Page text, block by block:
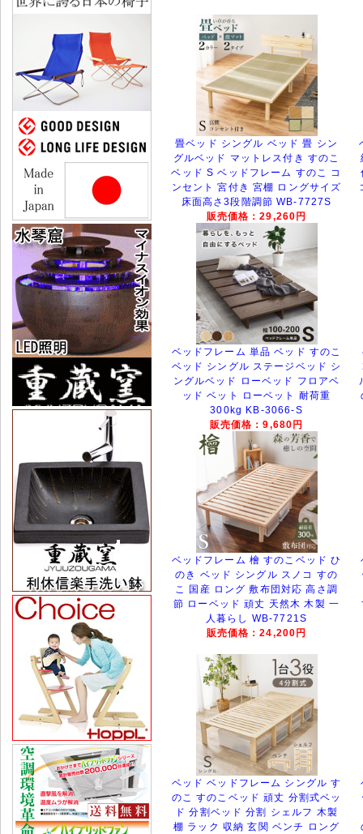
畳ベッド シングル ベッド 畳 シン
グルベッド マットレス付き すのこ
ベッド S ベッドフレーム すのこ コ
ンセント 宮付き 宮棚 ロングサイズ
床面高さ3段階調節 WB-7727S
販売価格：29,260円
ベッドフレーム 単品 ベッド すのこ
ベッド シングル ステージベッド シ
ングルベッド ローベッド フロアベ
ッド ベット ローベット 耐荷重
300kg KB-3066-S
販売価格：9,680円
ベッドフレーム 檜 すのこベッド ひ
のき ベッド シングル スノコ すの
こ 国産 ロング 敷布団対応 高さ調
節 ローベッド 頑丈 天然木 木製 一
人暮らし WB-7721S
販売価格：24,200円
ベッド ベッドフレーム シングル す
のこ すのこベッド 頑丈 分割式ベッ
ド 分割ベッド 分割 シェルフ 木製
棚 ラック 収納 玄関 ベンチ ロング